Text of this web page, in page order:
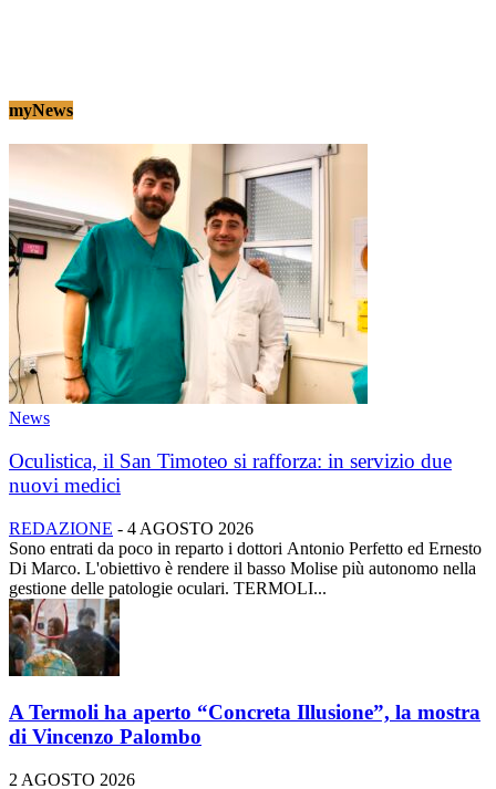
myNews
News
Oculistica, il San Timoteo si rafforza: in servizio due
nuovi medici
REDAZIONE - 4 AGOSTO 2026
Sono entrati da poco in reparto i dottori Antonio Perfetto ed Ernesto
Di Marco. L'obiettivo è rendere il basso Molise più autonomo nella
gestione delle patologie oculari. TERMOLI...
A Termoli ha aperto “Concreta Illusione”, la mostra
di Vincenzo Palombo
2 AGOSTO 2026